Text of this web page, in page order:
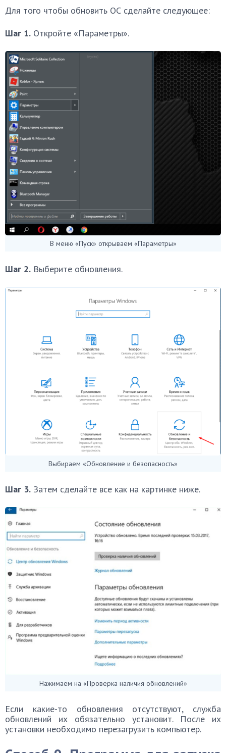
Для того чтобы обновить ОС сделайте следующее:
Шаг 1. Откройте «Параметры».
В меню «Пуск» открываем «Параметры»
Шаг 2. Выберите обновления.
Выбираем «Обновление и безопасность»
Шаг 3. Затем сделайте все как на картинке ниже.
Нажимаем на «Проверка наличия обновлений»
Если какие-то обновления отсутствуют, служба
обновлений их обязательно установит. После их
установки необходимо перезагрузить компьютер.